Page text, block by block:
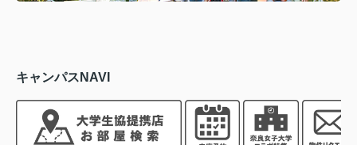
キャンパスNAVI